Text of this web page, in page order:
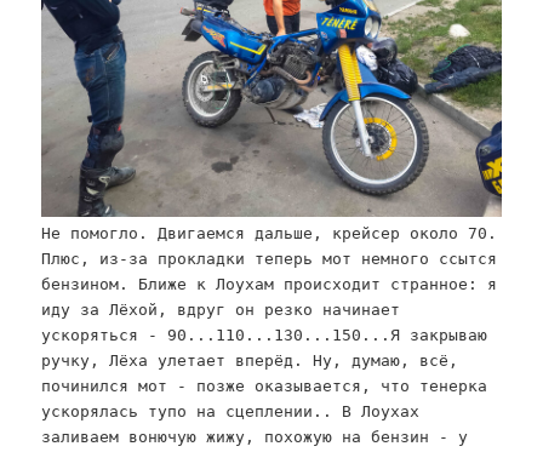
Не помогло. Двигаемся дальше, крейсер около 70.
Плюс, из-за прокладки теперь мот немного ссытся
бензином. Ближе к Лоухам происходит странное: я
иду за Лёхой, вдруг он резко начинает
ускоряться - 90...110...130...150...Я закрываю
ручку, Лёха улетает вперёд. Ну, думаю, всё,
починился мот - позже оказывается, что тенерка
ускорялась тупо на сцеплении.. В Лоухах
заливаем вонючую жижу, похожую на бензин - у